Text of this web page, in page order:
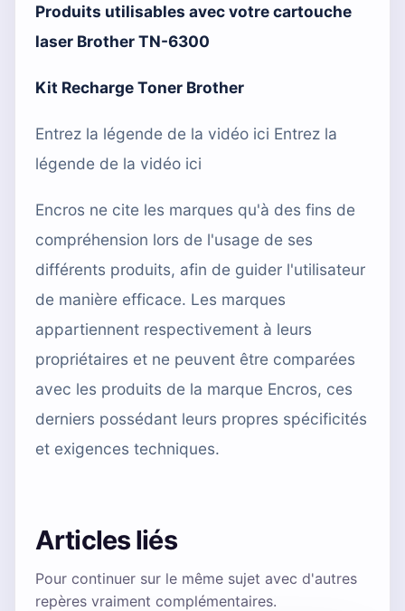
Produits utilisables avec votre cartouche
laser Brother TN-6300
Kit Recharge Toner Brother
Entrez la légende de la vidéo ici Entrez la
légende de la vidéo ici
Encros ne cite les marques qu'à des fins de
compréhension lors de l'usage de ses
différents produits, afin de guider l'utilisateur
de manière efficace. Les marques
appartiennent respectivement à leurs
propriétaires et ne peuvent être comparées
avec les produits de la marque Encros, ces
derniers possédant leurs propres spécificités
et exigences techniques.
Articles liés
Pour continuer sur le même sujet avec d'autres
repères vraiment complémentaires.